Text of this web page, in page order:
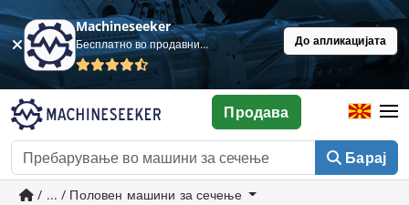
Machineseeker
Бесплатно во продавница До апликацијата
Барај
Продава
/ ... / Половен машини за сечење